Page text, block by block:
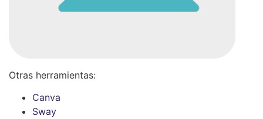
Otras herramientas:
Canva
Sway